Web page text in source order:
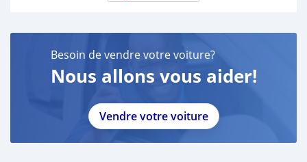
Besoin de vendre votre voiture?
Nous allons vous aider!
Vendre votre voiture